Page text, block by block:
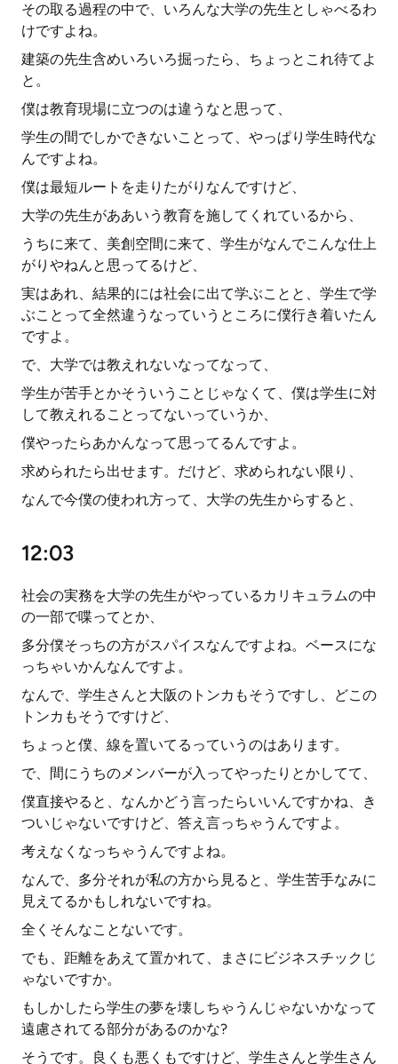
その取る過程の中で、いろんな大学の先生としゃべるわ
けですよね。
建築の先生含めいろいろ掘ったら、ちょっとこれ待てよ
と。
僕は教育現場に立つのは違うなと思って、
学生の間でしかできないことって、やっぱり学生時代な
んですよね。
僕は最短ルートを走りたがりなんですけど、
大学の先生がああいう教育を施してくれているから、
うちに来て、美創空間に来て、学生がなんでこんな仕上
がりやねんと思ってるけど、
実はあれ、結果的には社会に出て学ぶことと、学生で学
ぶことって全然違うなっていうところに僕行き着いたん
ですよ。
で、大学では教えれないなってなって、
学生が苦手とかそういうことじゃなくて、僕は学生に対
して教えれることってないっていうか、
僕やったらあかんなって思ってるんですよ。
求められたら出せます。だけど、求められない限り、
なんで今僕の使われ方って、大学の先生からすると、
12:03
社会の実務を大学の先生がやっているカリキュラムの中
の一部で喋ってとか、
多分僕そっちの方がスパイスなんですよね。ベースにな
っちゃいかんなんですよ。
なんで、学生さんと大阪のトンカもそうですし、どこの
トンカもそうですけど、
ちょっと僕、線を置いてるっていうのはあります。
で、間にうちのメンバーが入ってやったりとかしてて、
僕直接やると、なんかどう言ったらいいんですかね、き
ついじゃないですけど、答え言っちゃうんですよ。
考えなくなっちゃうんですよね。
なんで、多分それが私の方から見ると、学生苦手なみに
見えてるかもしれないですね。
全くそんなことないです。
でも、距離をあえて置かれて、まさにビジネスチックじ
ゃないですか。
もしかしたら学生の夢を壊しちゃうんじゃないかなって
遠慮されてる部分があるのかな?
そうです。良くも悪くもですけど、学生さんと学生さん